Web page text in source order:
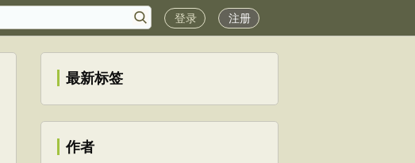
登录 注册
最新标签
作者